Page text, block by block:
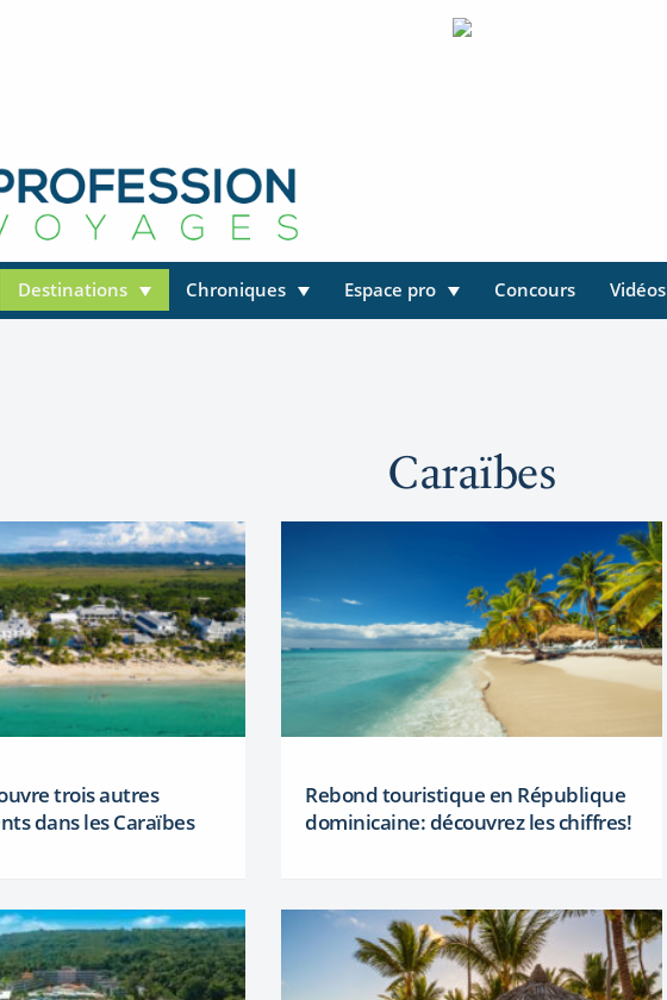
Destinations Chroniques Espace pro Concours Vidéos
Caraïbes
trois autres
dans les Caraïbes
Rebond touristique en République
dominicaine: découvrez les chiffres!